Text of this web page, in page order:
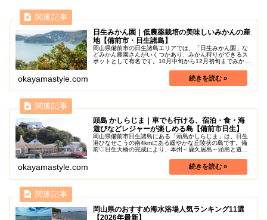
日生みかん園｜低農薬栽培の美味しいみかんの産
地【備前市・日生諸島】
岡山県備前市の日生諸島エリアでは、「日生みかん園」な
どみかん農園さんがいくつかあり、みかん狩りができるス
ポットとして有名です。10月中旬から12月初旬までみかん
okayamastyle.com
頭島 かしらじま｜車でも行ける、宿泊・食・海
遊びなどレジャーが楽しめる島【備前市日生】
岡山県備前市日生諸島にある「頭島かしらじま」は、日生
港ひなせこうの南4kmにある緩やかな丘陵状の島です。備
前♡日生大橋の完成により、本州～鹿久居島～頭島と道路
okayamastyle.com
岡山県のおすすめ海水浴場人気ランキング11選
【2026年最新】